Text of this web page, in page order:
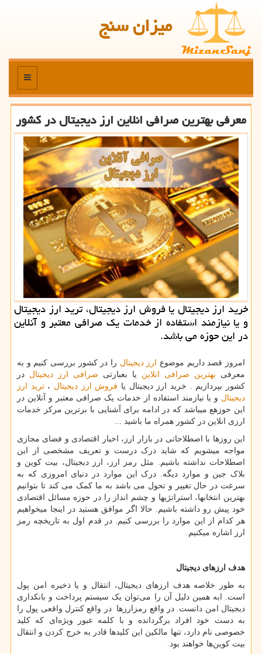
میزان سنج
منو
معرفی بهترین صرافی انلاین ارز دیجیتال در كشور
خرید ارز دیجیتال یا فروش ارز دیجیتال، ترید ارز دیجیتال
و یا نیازمند استفاده از خدمات یك صرافی معتبر و آنلاین
در این حوزه می باشد.
امروز قصد داریم موضوع ارز دیجیتال را در کشور بررسی کنیم و به
معرفی بهترین صرافی انلاین یا بعبارتی صرافی ارز دیجیتال در
کشور بپردازیم . خرید ارز دیجیتال یا فروش ارز دیجیتال ،ترید ارز
دیجیتال و یا نیازمند استفاده از خدمات یک صرافی معتبر و آنلاین در
این حوزهع میباشد که در ادامه برای آشنایی با برترین مرکز خدمات
ارزی انلاین در کشور همراه ما باشید ...
این روزها با اصطلاحاتی در بازار ارز، اخبار اقتصادی و فضای مجازی
مواجه میشویم که شاید درک درست و تعریف مشخصی از این
اصطلاحات نداشته باشیم. مثل رمز ارز، ارز دیجیتال، بیت کوین و
بلاک جین و موارد دیگه. درک این موارد در دنیای امروزی که به
سرعت در حال تغییر و تحول می باشد به ما کمک می کند تا بتوانیم
بهترین انتخاب­ها، استراتژی­ها و چشم انداز را در حوزه مسائل اقتصادی
خود پیش رو داشته باشیم. حالا اگر موافق هستید در اینجا می­خواهیم
هر کدام از این موارد را بررسی کنیم. در قدم اول به تاریخچه رمز
ارز اشاره می­کنیم.
هدف ارزهای دیجیتال
به طور خلاصه هدف ارزهای دیجیتال، انتقال و یا ذخیره امن پول
است. ابه همین دلیل آن را می‌توان یک سیستم پرداخت و بانکداری
دیجیتال امن دانست. در واقع رمزارزها در واقع کنترل واقعی پول را
به دست خود افراد برگردانده و با کلمه عبور ویژه‌ای که کلید
خصوصی نام دارد، تنها مالکین این کلیدها قادر به خرج کردن و انتقال
بیت کوین‌ها خواهند بود.